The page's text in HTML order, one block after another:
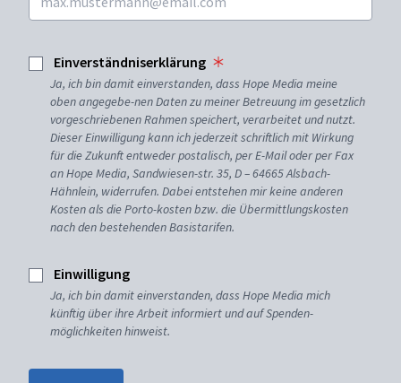
Einverständniserklärung
Ja, ich bin damit einverstanden, dass Hope Media meine
oben angegebe-nen Daten zu meiner Betreuung im gesetzlich
vorgeschriebenen Rahmen speichert, verarbeitet und nutzt.
Dieser Einwilligung kann ich jederzeit schriftlich mit Wirkung
für die Zukunft entweder postalisch, per E-Mail oder per Fax
an Hope Media, Sandwiesen-str. 35, D – 64665 Alsbach-
Hähnlein, widerrufen. Dabei entstehen mir keine anderen
Kosten als die Porto-kosten bzw. die Übermittlungskosten
nach den bestehenden Basistarifen.
Einwilligung
Ja, ich bin damit einverstanden, dass Hope Media mich
künftig über ihre Arbeit informiert und auf Spenden-
möglichkeiten hinweist.